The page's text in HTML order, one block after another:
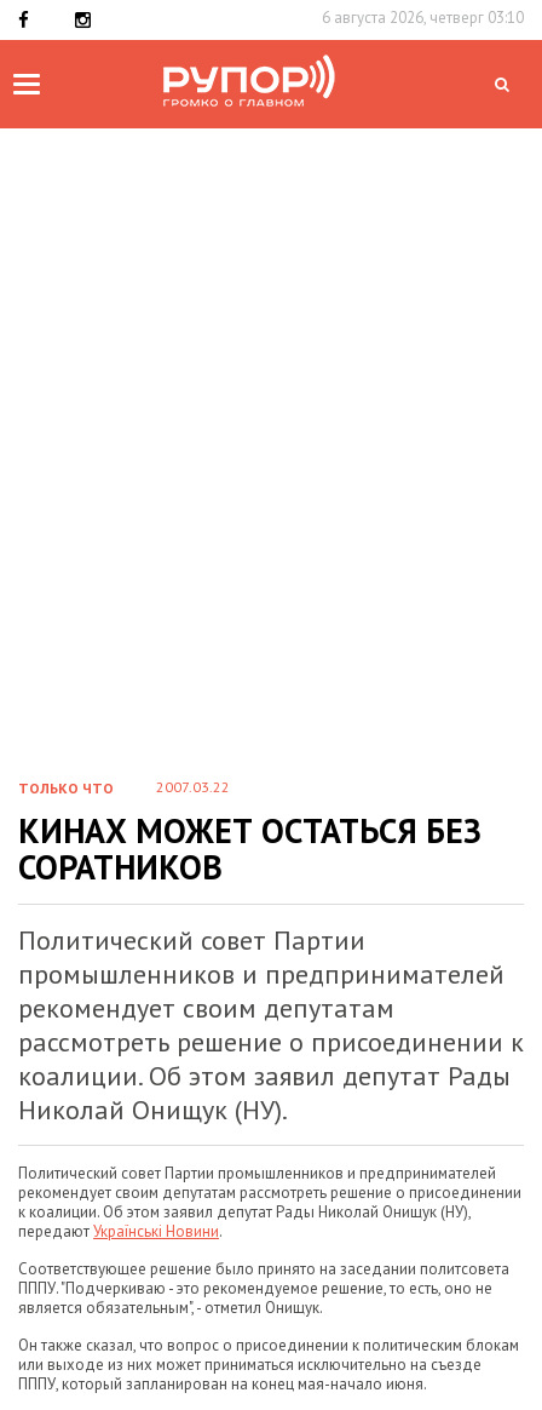
6 августа 2026, четверг 03:10
Toggle
ТОЛЬКО ЧТО 2007.03.22
КИНАХ МОЖЕТ ОСТАТЬСЯ БЕЗ
СОРАТНИКОВ
Политический совет Партии
промышленников и предпринимателей
рекомендует своим депутатам
рассмотреть решение о присоединении к
коалиции. Об этом заявил депутат Рады
Николай Онищук (НУ).
Политический совет Партии промышленников и предпринимателей
рекомендует своим депутатам рассмотреть решение о присоединении
к коалиции. Об этом заявил депутат Рады Николай Онищук (НУ),
передаютУкраїнські Новини.
Соответствующее решение было принято на заседании политсовета
ПППУ. "Подчеркиваю - это рекомендуемое решение, то есть, оно не
является обязательным", - отметил Онищук.
Он также сказал, что вопрос о присоединении к политическим блокам
или выходе из них может приниматься исключительно на съезде
ПППУ, который запланирован на конец мая-начало июня.